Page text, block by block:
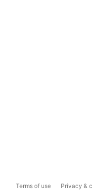
Terms of use Privacy &